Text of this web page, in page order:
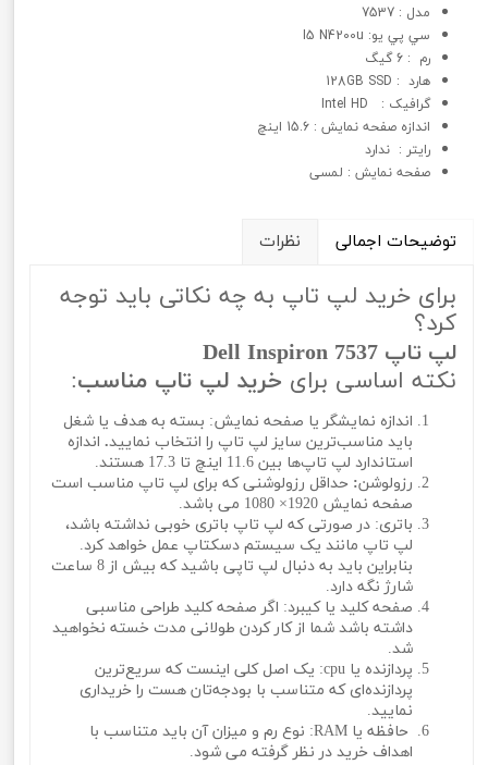
مدل : 7537
سي پي يو: I5 N4200u
رم : 6 گیگ
هارد : 128GB SSD
گرافيک : Intel HD
اندازه صفحه نمایش : 15.6 اینچ
رایتر : ندارد
صفحه نمایش : لمسی
توضیحات اجمالی نظرات
برای خرید لپ تاپ به چه نکاتی باید توجه
کرد؟
لپ تاپ Dell Inspiron 7537
نکته اساسی برای خرید لپ تاپ مناسب:
اندازه نمایشگر یا صفحه نمایش: بسته به هدف یا شغل
باید مناسب‌ترین سایز لپ تاپ را انتخاب نمایید. اندازه
استاندارد لپ تاپ‌ها بین 11.6 اینچ تا 17.3 هستند.
رزولوشن: حداقل رزولوشنی که برای لپ تاپ مناسب است
صفحه نمایش 1920× 1080 می باشد.
باتری: در صورتی که لپ تاپ باتری خوبی نداشته باشد،
لپ تاپ مانند یک سیستم دسکتاپ عمل خواهد کرد.
بنابراین باید به دنبال لپ تاپی باشید که بیش از 8 ساعت
شارژ نگه دارد.
صفحه کلید یا کیبرد: اگر صفحه کلید طراحی مناسبی
داشته باشد شما از کار کردن طولانی مدت خسته نخواهید
شد.
پردازنده یا cpu: یک اصل کلی اینست که سریع‌ترین
پردازنده‌ای که متناسب با بودجه‌تان هست را خریداری
نمایید.
حافظه یا RAM: نوع رم و میزان آن باید متناسب با
اهداف خرید در نظر گرفته می شود.